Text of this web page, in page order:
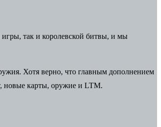
игры, так и королевской битвы, и мы
Хотя верно, что главным дополнением
новые карты, оружие и LTM.